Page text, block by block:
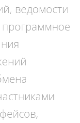
ведомости